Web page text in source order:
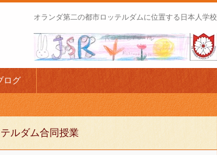
オランダ第二の都市ロッテルダムに位置する日本人学校
ログ
ルダム合同授業